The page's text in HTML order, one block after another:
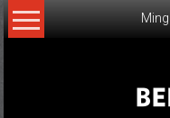
Lompat
ke